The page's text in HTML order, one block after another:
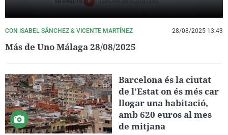
CON ISABEL SÁNCHEZ & VICENTE MARTÍNEZ 28/08/2025 13:43
Más de Uno Málaga 28/08/2025
Barcelona és la ciutat
de l’Estat on és més car
llogar una habitació,
amb 620 euros al mes
de mitjana